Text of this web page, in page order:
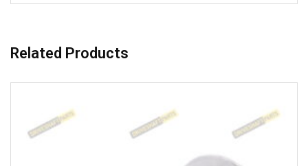
Related Products